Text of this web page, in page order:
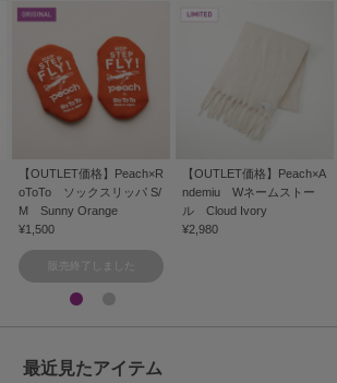
【OUTLET価格】Peach×R
oToTo ソックスリッパ S/
M Sunny Orange
¥1,500
販売終了しました
【OUTLET価格】Peach×A
ndemiu Wネームストー
ル Cloud Ivory
¥2,980
最近見たアイテム